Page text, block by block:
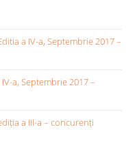
a IV-a, Septembrie 2017 –
a, Septembrie 2017 –
a III-a – concurenți